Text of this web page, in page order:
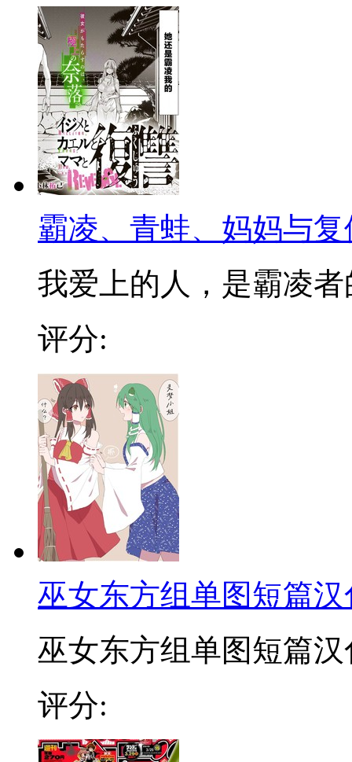
霸凌、青蛙、妈妈与复
我爱上的人，是霸凌者
评分:
巫女东方组单图短篇
巫女东方组单图短篇汉
评分: